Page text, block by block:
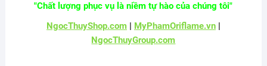
"Chất lượng phục vụ là niềm tự hào của chúng tôi"
NgocThuyShop.com| MyPhamOriflame.vn|
NgocThuyGroup.com